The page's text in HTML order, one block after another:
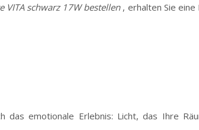
VITA schwarz 17W bestellen , erhalten Sie
das emotionale Erlebnis: Licht, das Ihre